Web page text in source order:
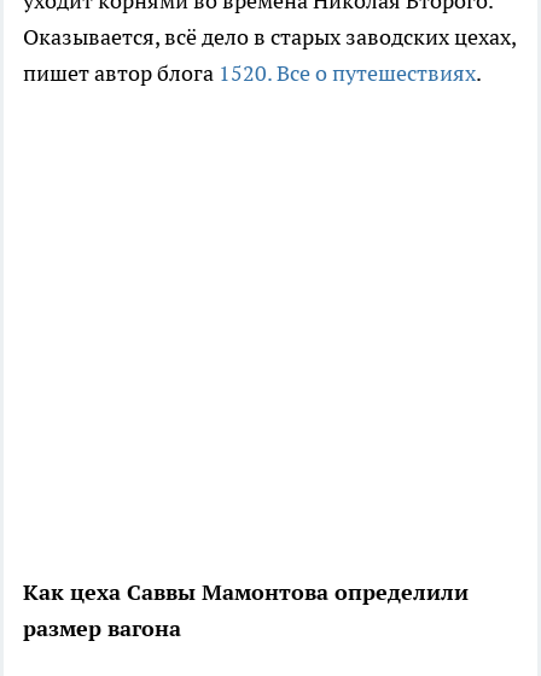
Оказывается, всё дело в старых заводских цехах,
пишет автор блога 1520. Все о путешествиях.
Как цеха Саввы Мамонтова определили
размер вагона